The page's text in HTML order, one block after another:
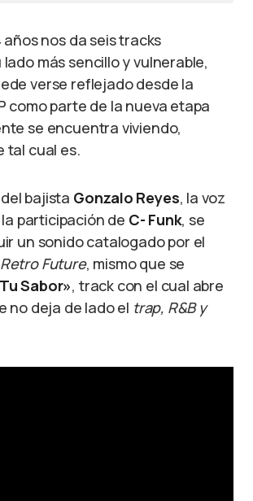
años nos da seis tracks
más sencillo y vulnerable,
verse reflejado desde la
como parte de la nueva etapa
se encuentra viviendo,
tal cual es.
bajista Gonzalo Reyes, la voz
la participación de C- Funk, se
un sonido catalogado por el
Retro Future, mismo que se
Sabor», track con el cual abre
no deja de lado el trap, R&B y